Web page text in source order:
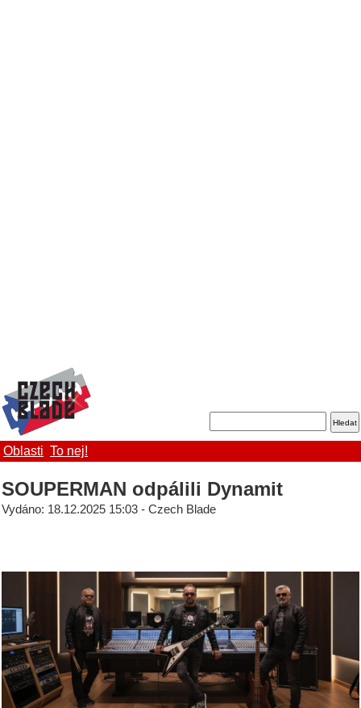
Oblasti To nej!
SOUPERMAN odpálili Dynamit
Vydáno: 18.12.2025 15:03 - Czech Blade